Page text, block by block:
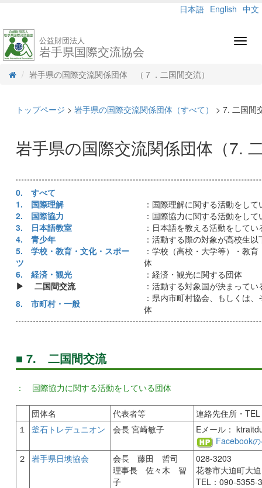
日本語 English 中文
公益財団法人
岩手県国際交流協会
岩手県の国際交流関係団体 （７．二国間交流）
トップページ > 岩手県の国際交流関係団体（すべて） > 7. 二国間
岩手県の国際交流関係団体（7.
0. すべて
1. 国際理解
：国際理解に関する活動をして
2. 国際協力
：国際協力に関する活動をして
3. 日本語教室
：日本語を教える活動をして
4. 青少年
：活動する際の対象が高校生
5. 学校・教育・文化・スポー
ツ
：学校（高校・大学等）・教
体
6. 経済・観光
：経済・観光に関する団体
▶ 二国間交流
：活動する対象国が決まってい
8. 市町村・一般
：県内市町村協会、もしくは
体
■ 7. 二国間交流
： 国際協力に関する活動をしている団体
団体名 代表者等
連絡先住所・
１ 釜石トレデュニオン 会長 宮崎敏子
Eメール：
Facebook
２ 岩手県日墺協会
会長 藤田 哲司
理事長 佐々木 智
子
028-3203
花巻市大迫町大
TEL：090-5355-